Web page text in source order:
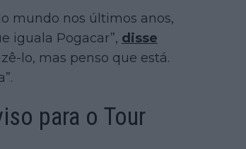
mundo nos últimos anos,
iguala Pogacar”, disse
lo, mas penso que está.
para o Tour